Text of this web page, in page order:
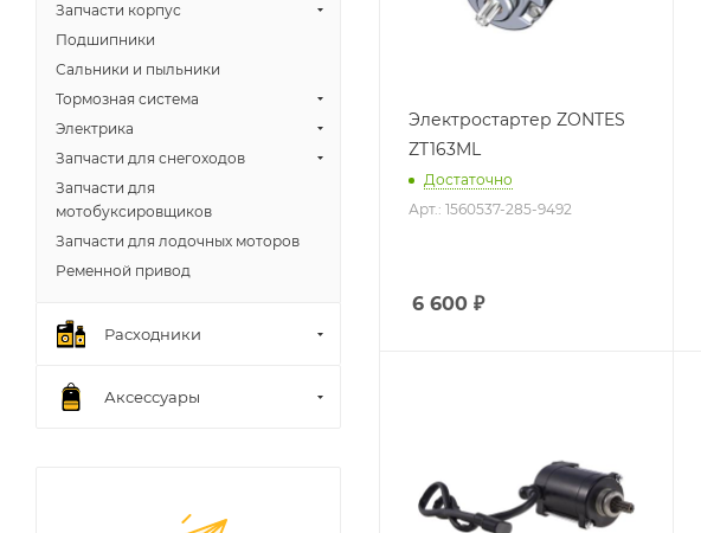
Электростартер ZONTES
ZT163ML
Достаточно
Арт.: 1560537-285-9492
6 600 ₽
Запчасти корпус
Подшипники
Сальники и пыльники
Тормозная система
Электрика
Запчасти для снегоходов
Запчасти для
мотобуксировщиков
Запчасти для лодочных моторов
Ременной привод
Расходники
Аксессуары